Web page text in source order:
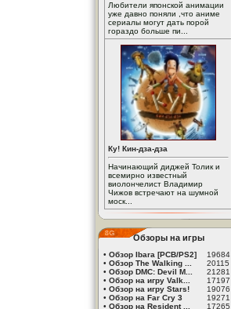
Любители японской анимации
уже давно поняли ,что аниме
сериалы могут дать порой
гораздо больше пи...
Ку! Кин-дза-дза
Начинающий диджей Толик и
всемирно известный
виолончелист Владимир
Чижов встречают на шумной
моск...
Обзоры на игры
• Обзор Ibara [PCB/PS2]
19684
• Обзор The Walking ...
20115
• Обзор DMC: Devil M...
21281
• Обзор на игру Valk...
17197
• Обзор на игру Stars!
19076
• Обзор на Far Cry 3
19271
• Обзор на Resident ... 17265